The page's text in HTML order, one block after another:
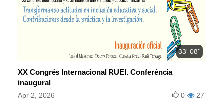
33' 08''
XX Congrés Internacional RUEI. Conferència
inaugural
Apr 2, 2026 27
0